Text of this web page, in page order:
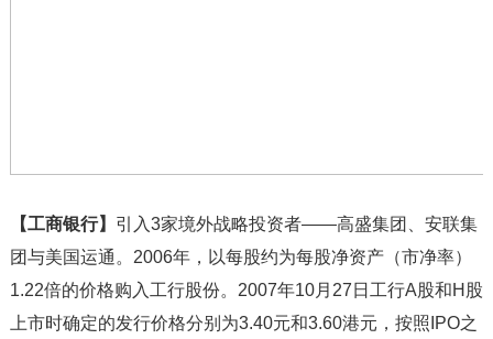
【工商银行】 引入3家境外战略投资者——高盛集团、安联集
团与美国运通。2006年，以每股约为每股净资产（市净率）
1.22倍的价格购入工行股份。2007年10月27日工行A股和H股
上市时确定的发行价格分别为3.40元和3.60港元，按照IPO之